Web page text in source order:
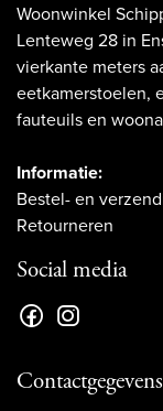
Woonwinkel
Lenteweg 28 in
vierkante meters
eetkamerstoelen,
fauteuils en
Informatie:
Bestel- en
Retourneren
Social media
Contactgegevens